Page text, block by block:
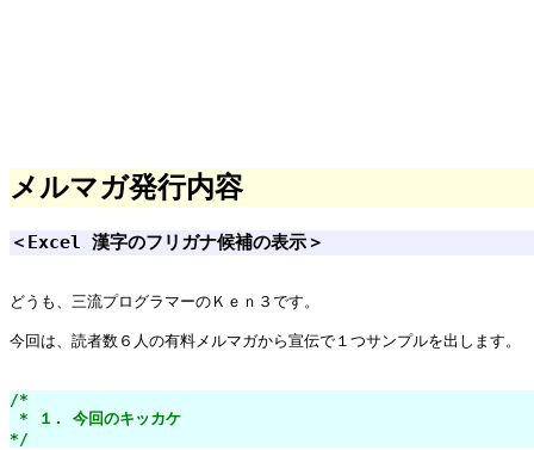
メルマガ発行内容
＜Excel 漢字のフリガナ候補の表示＞
どうも、三流プログラマーのＫｅｎ３です。
今回は、読者数６人の有料メルマガから宣伝で１つサンプルを出します。
/*
* １. 今回のキッカケ
*/